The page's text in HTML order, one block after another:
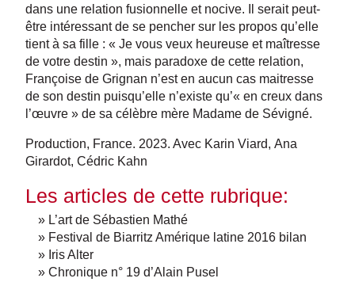
dans une relation fusionnelle et nocive. Il serait peut-
être intéressant de se pencher sur les propos qu’elle
tient à sa fille : « Je vous veux heureuse et maîtresse
de votre destin », mais paradoxe de cette relation,
Françoise de Grignan n’est en aucun cas maitresse
de son destin puisqu’elle n’existe qu’« en creux dans
l’œuvre » de sa célèbre mère Madame de Sévigné.
Production, France. 2023. Avec Karin Viard, Ana
Girardot, Cédric Kahn
Les articles de cette rubrique:
» L’art de Sébastien Mathé
» Festival de Biarritz Amérique latine 2016 bilan
» Iris Alter
» Chronique n° 19 d’Alain Pusel